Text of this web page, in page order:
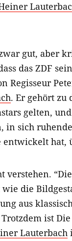
gut, aber
das ZDF
Regisseur
. Er gehört zu
gelten,
in sich
entwickelt hat,
verstehen.
die
aus
ist Die
Lauterbach